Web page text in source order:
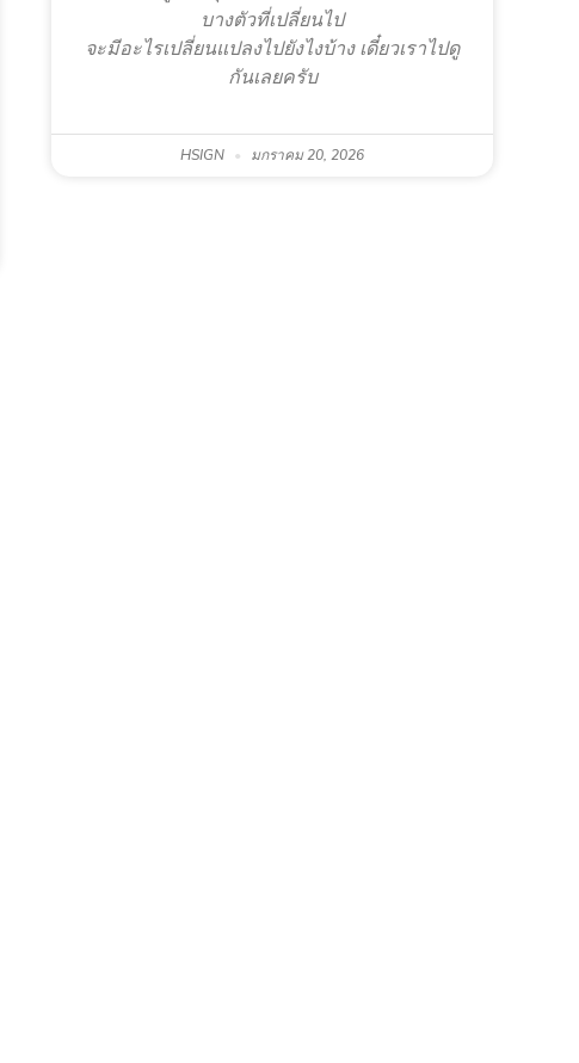
บางตัวที่เปลี่ยนไป
จะมีอะไรเปลี่ยนแปลงไปยังไงบ้าง เดี๋ยวเราไปดู
กันเลยครับ
HSIGN มกราคม 20, 2026